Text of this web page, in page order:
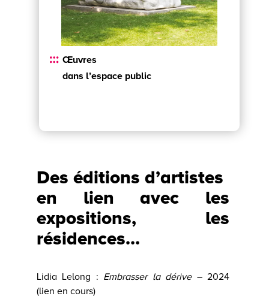
Œuvres
dans l’espace public
Des éditions d’artistes
en lien avec les
expositions, les
résidences…
Lidia Lelong : Embrasser la dérive– 2024
(lien en cours)